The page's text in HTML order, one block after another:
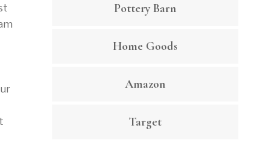
Pottery Barn
Home Goods
Amazon
Target